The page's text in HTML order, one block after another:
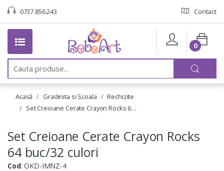
0737.856.243 Contact
C
u
0
Acasă Gradinita si Scoala
Rechizite
Set Creioane Cerate Crayon Rocks 6…
Set Creioane Cerate Crayon Rocks
64 buc/32 culori
Cod: OKD-IMNZ-4